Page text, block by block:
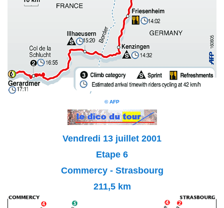
© AFP
Vendredi 13 juillet 2001
Etape 6
Commercy - Strasbourg
211,5 km